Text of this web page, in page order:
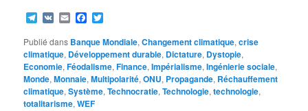
Telegram
VK EmailFacebook
Publié dans Banque Mondiale,Changement climatique,crise
climatique, Développement durable, Dictature, Dystopie,
Economie,Féodalisme,Finance,Impérialisme,Ingénierie sociale,
Monde,Monnaie,Multipolarité,ONU, Propagande, Réchauffement
climatique,Système,Technocratie,Technologie,technologie,
totalitarisme,WEF